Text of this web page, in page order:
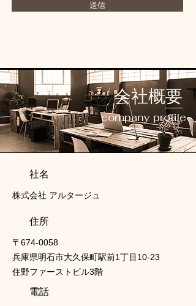
送信
会社概要
company profile
社名
株式会社 アルタージュ
​住所
〒674-0058
兵庫県明石市大久保町駅前1丁目10-23
住野ファーストビル3階
電話